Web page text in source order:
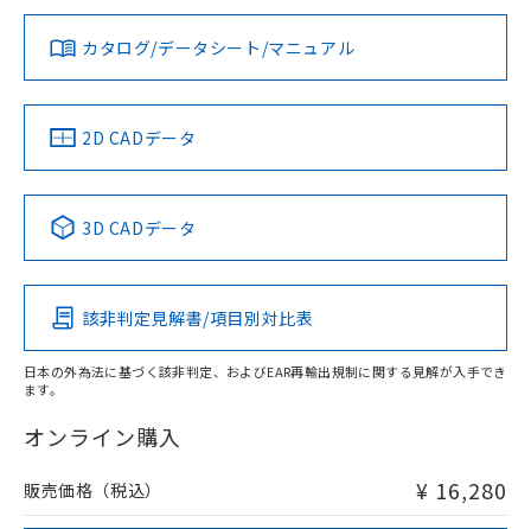
ダウンロードデータをご利用いただく前に、以下を必ずお読
みください。
ソフトウェアの使用条件
対応済み
中国 RoHS 注意事項・凡例
Pb Hg Cd Cr(VI)
O
在庫等で未対応品が混在する可能性があります。
問い合わせください。
LR型式承認
（イギリス
船舶規格）
DNV型式承認
（ノルウェー
BV型式承認
（フランス
KR型式
（韓国
No No No No
この製品の規格認証/適合状況ページへ
その他の認証はこちらのページからご検索ください
カタログ/データシート/マニュアル
2D CADデータ
3D CADデータ
該非判定見解書/項目別対比表
日本の外為法に基づく該非判定、およびEAR再輸出規制に関する見解が入手でき
ます。
オンライン購入
販売価格（税込） ¥ 16,280